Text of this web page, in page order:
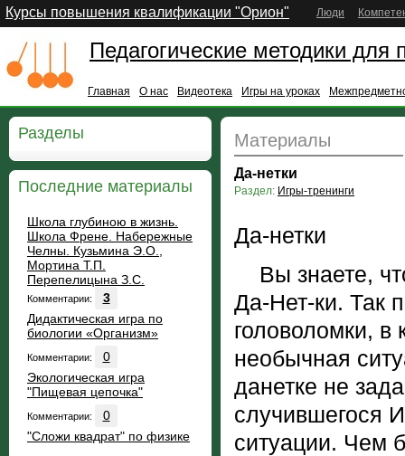
Курсы повышения квалификации "Орион" Люди
Педагогические методики для
Главная О нас Видеотека Игры на уроках
Разделы
Последние материалы
Школа глубиною в жизнь.
Школа Френе. Набережные
Челны. Кузьмина Э.О.,
Мортина Т.П.
Перепелицына З.С.
Комментарии:
3
Дидактическая игра по
биологии «Организм»
Комментарии:
0
Экологическая игра
"Пищевая цепочка"
Комментарии:
0
"Сложи квадрат" по физике
Материалы
Да-нетки
Раздел: Игры-тренинги
Да-нетки
Вы знаете,
Да-Нет-ки. Так
головоломки, в
необычная
данетке не
случившегося
ситуации. Чем